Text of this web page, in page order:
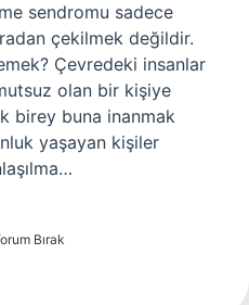
sendromu sadece
çekilmek değildir.
Çevredeki insanlar
olan bir kişiye
birey buna inanmak
yaşayan kişiler
Bırak